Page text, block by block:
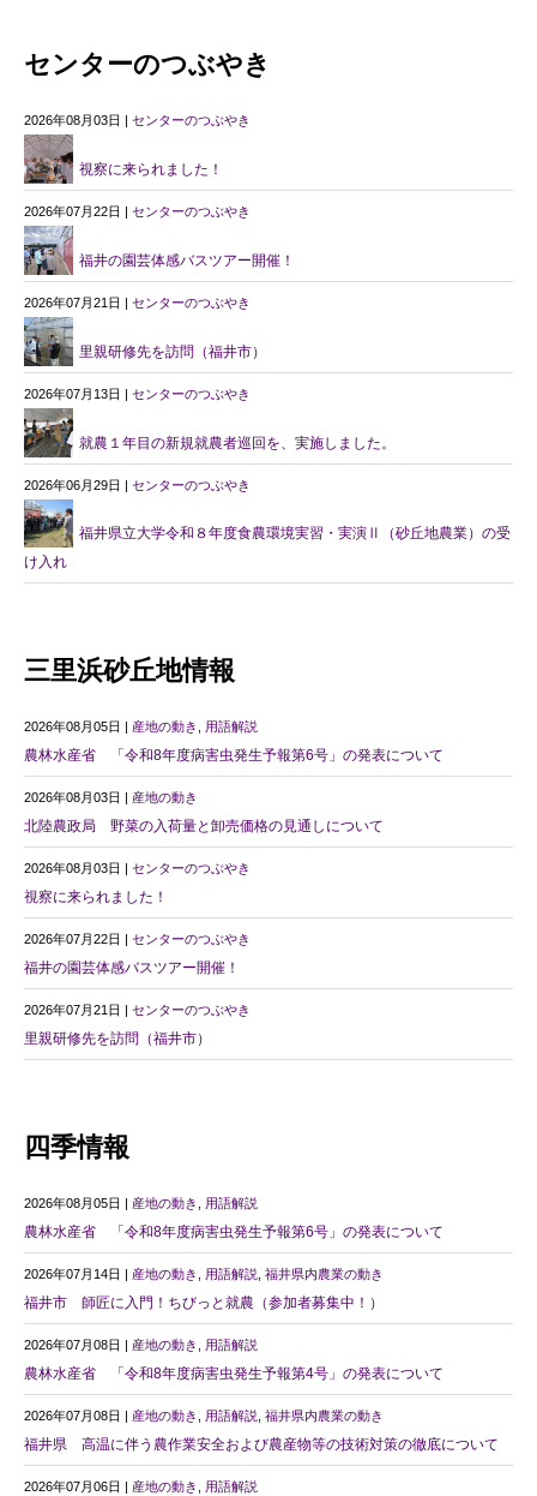
センターのつぶやき
2026年08月03日 | センターのつぶやき
視察に来られました！
2026年07月22日 | センターのつぶやき
福井の園芸体感バスツアー開催！
2026年07月21日 | センターのつぶやき
里親研修先を訪問（福井市）
2026年07月13日 | センターのつぶやき
就農１年目の新規就農者巡回を、実施しました。
2026年06月29日 | センターのつぶやき
福井県立大学令和８年度食農環境実習・実演Ⅱ（砂丘地農業）の受
け入れ
三里浜砂丘地情報
2026年08月05日 | 産地の動き 用語解説
農林水産省 「令和8年度病害虫発生予報第6号」の発表について
2026年08月03日 | 産地の動き
北陸農政局 野菜の入荷量と卸売価格の見通しについて
2026年08月03日 | センターのつぶやき
視察に来られました！
2026年07月22日 | センターのつぶやき
福井の園芸体感バスツアー開催！
2026年07月21日 | センターのつぶやき
里親研修先を訪問（福井市）
四季情報
2026年08月05日 | 産地の動き 用語解説
農林水産省 「令和8年度病害虫発生予報第6号」の発表について
2026年07月14日 | 産地の動き 用語解説 福井県内農業の動き
福井市 師匠に入門！ちびっと就農（参加者募集中！）
2026年07月08日 | 産地の動き 用語解説
農林水産省 「令和8年度病害虫発生予報第4号」の発表について
2026年07月08日 | 産地の動き 用語解説 福井県内農業の動き
福井県 高温に伴う農作業安全および農産物等の技術対策の徹底について
2026年07月06日 | 産地の動き 用語解説